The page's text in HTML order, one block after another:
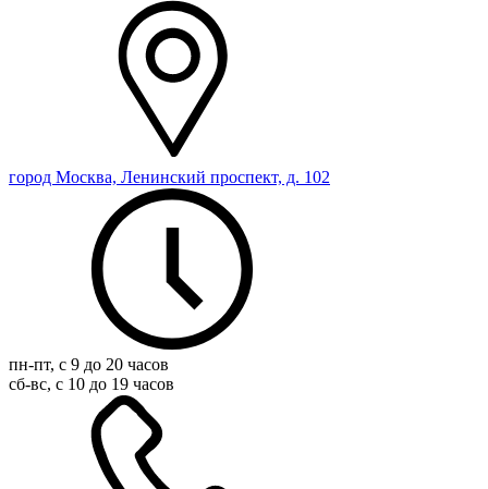
город Москва, Ленинский проспект, д. 102
пн-пт, с 9 до 20 часов
сб-вс, с 10 до 19 часов